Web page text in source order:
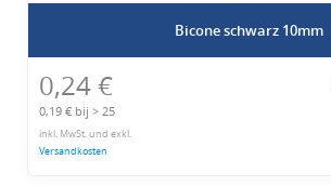
Bicone schwarz 10mm
0,24 €
0,19 € bij > 25
inkl. MwSt. und exkl.
Versandkosten